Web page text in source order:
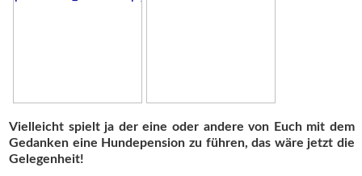
Vielleicht spielt ja der eine oder andere von Euch mit dem
Gedanken eine Hundepension zu führen, das wäre jetzt die
Gelegenheit!